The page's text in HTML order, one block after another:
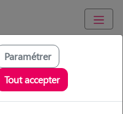
/Château-Landon
- Petsitter à
LANDON
Paramétrer
Tout accepter